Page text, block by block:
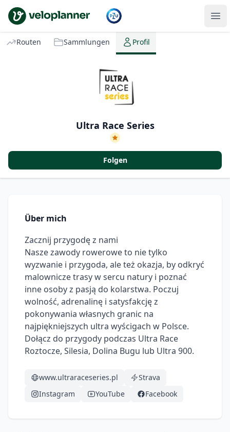
VeloPlanner
Routen Sammlungen Profil
Ultra Race Series
Folgen
Über mich
Zacznij przygodę z nami
Nasze zawody rowerowe to nie tylko
wyzwanie i przygoda, ale też okazja, by odkryć
malownicze trasy w sercu natury i poznać
inne osoby z pasją do kolarstwa. Poczuj
wolność, adrenalinę i satysfakcję z
pokonywania własnych granic na
najpiękniejszych ultra wyścigach w Polsce.
Dołącz do przygody podczas Ultra Race
Roztocze, Silesia, Dolina Bugu lub Ultra 900.
www.ultraraceseries.pl
Strava
Instagram
YouTube Facebook